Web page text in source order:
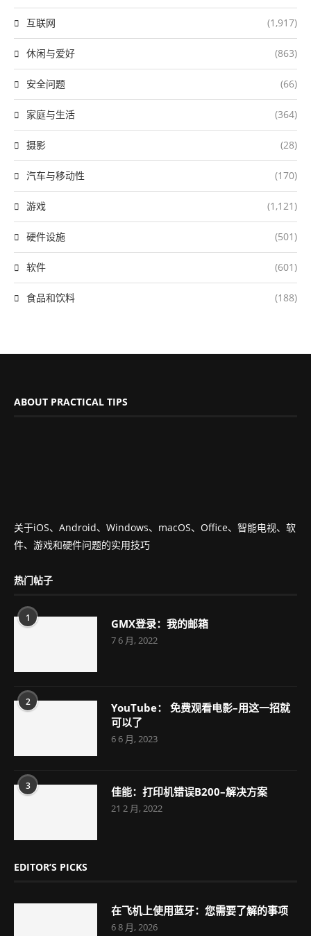
互联网 (1,917)
休闲与爱好 (863)
安全问题 (66)
家庭与生活 (364)
摄影 (28)
汽车与移动性 (170)
游戏 (1,121)
硬件设施 (501)
软件 (601)
食品和饮料 (188)
ABOUT PRACTICAL TIPS
关于iOS、Android、Windows、macOS、Office、智能电视、软
件、游戏和硬件问题的实用技巧
热门帖子
1 GMX登录：我的邮箱
7 6 月, 2022
2
YouTube： 免费观看电影–用这一招就
可以了
6 6 月, 2023
3 佳能：打印机错误B200–解决方案
21 2 月, 2022
EDITOR’S PICKS
在飞机上使用蓝牙：您需要了解的事项
6 8 月, 2026